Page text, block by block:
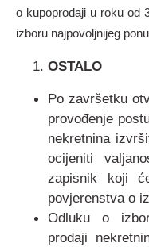
o kupoprodaji u roku od
izboru najpovoljnijeg
OSTALO
Po završetku
provođenje
nekretnina
ocijeniti
zapisnik koji
povjerenstva o
Odluku o
prodaji